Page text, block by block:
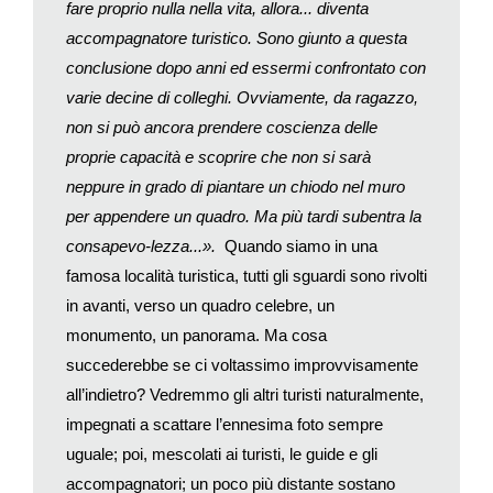
Nuova Zelanda nel sito
attraverso i social, con l’hashtag #getnzonthemap. Le
segnalazioni sono state migliaia, dai tatuaggi a puzzle… ai
quali manca un pezzo.
Nessun complotto tuttavia; la spiegazione di questa assenza è
decisamente più semplice. Nei planisferi abitualmente utilizzati
la Nuova Zelanda finisce regolarmente nell’angolo in basso a
destra. È solo una convenzione naturalmente; si potrebbe
Zelanda è al centro del pianeta.
Questa settimana da Sotheby’s, la prestigiosa casa d’aste
londinese, sarà messa all’incanto una collezione di antiche
mappe utilizzate da quegli esploratori che ridisegnarono la
geografia; le valutazioni sono alle stelle, decine di migliaia di
sterline per ciascun pezzo. Ebbene uno dei cimeli più
affascinanti è la carta geografica creata nella seconda metà
del Cinquecento da Cornelius De Jode, di Anversa, nella quale
fare proprio nulla nella vita, allora... diventa
accompagnatore turistico. Sono giunto a questa
conclusione dopo anni ed essermi confrontato con
varie decine di colleghi. Ovviamente, da ragazzo,
non si può ancora prendere coscienza delle
proprie capacità e scoprire che non si sarà
neppure in grado di piantare un chiodo nel muro
per appendere un quadro. Ma più tardi subentra la
consapevo-lezza...». Quando siamo in una
famosa località turistica, tutti gli sguardi sono rivolti
in avanti, verso un quadro celebre, un
monumento, un panorama. Ma cosa
succederebbe se ci voltassimo improvvisamente
all’indietro? Vedremmo gli altri turisti naturalmente,
impegnati a scattare l’ennesima foto sempre
uguale; poi, mescolati ai turisti, le guide e gli
accompagnatori; un poco più distante sostano